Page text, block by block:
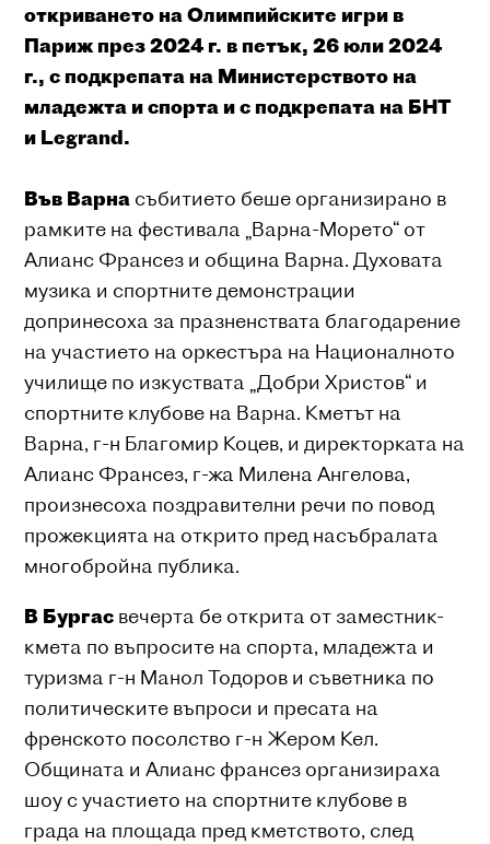
откриването на Олимпийските игри в
Париж през 2024 г. в петък, 26 юли 2024
г., с подкрепата на Министерството на
младежта и спорта и с подкрепата на БНТ
и Legrand.
Във Варна събитието беше организирано в
рамките на фестивала „Варна-Морето“ от
Алианс Франсез и община Варна. Духовата
музика и спортните демонстрации
допринесоха за празненствата благодарение
на участието на оркестъра на Националното
училище по изкуствата „Добри Христов“ и
спортните клубове на Варна. Кметът на
Варна, г-н Благомир Коцев, и директорката на
Алианс Франсез, г-жа Милена Ангелова,
произнесоха поздравителни речи по повод
прожекцията на открито пред насъбралата
многобройна публика.
В Бургас вечерта бе открита от заместник-
кмета по въпросите на спорта, младежта и
туризма г-н Манол Тодоров и съветника по
политическите въпроси и пресата на
френското посолство г-н Жером Кел.
Общината и Алианс франсез организираха
шоу с участието на спортните клубове в
града на площада пред кметството, след